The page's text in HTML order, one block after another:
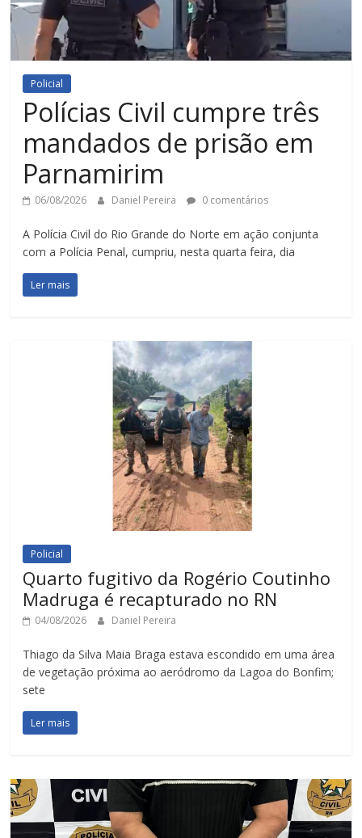
Policial
Polícias Civil cumpre três
mandados de prisão em
Parnamirim
06/08/2026 Daniel Pereira 0 comentários
A Polícia Civil do Rio Grande do Norte em ação conjunta
com a Polícia Penal, cumpriu, nesta quarta feira, dia
Ler mais
Policial
Quarto fugitivo da Rogério Coutinho
Madruga é recapturado no RN
04/08/2026 Daniel Pereira
Thiago da Silva Maia Braga estava escondido em uma área
de vegetação próxima ao aeródromo da Lagoa do Bonfim;
sete
Ler mais